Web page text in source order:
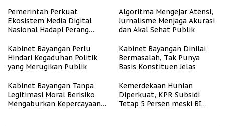
Berpenghasilan Rendah
Pemerintah Perkuat
Ekosistem Media Digital
Nasional Hadapi Perang
Algoritma Mengejar Atensi,
Jurnalisme Menjaga Akurasi
dan Akal Sehat Publik
Kabinet Bayangan Perlu
Hindari Kegaduhan Politik
yang Merugikan Publik
Kabinet Bayangan Dinilai
Bermasalah, Tak Punya
Basis Konstituen Jelas
Kabinet Bayangan Tanpa
Legitimasi Moral Berisiko
Mengaburkan Kepercayaan
Kemerdekaan Hunian
Diperkuat, KPR Subsidi
Tetap 5 Persen meski BI